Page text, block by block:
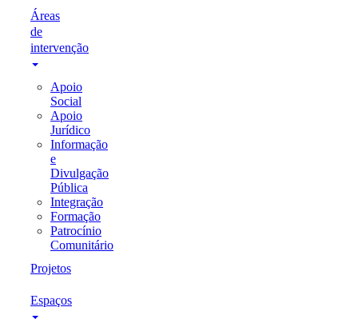
Áreas
de
intervenção
Apoio
Social
Apoio
Jurídico
Informação
e
Divulgação
Pública
Integração
Formação
Patrocínio
Comunitário
Projetos
Espaços